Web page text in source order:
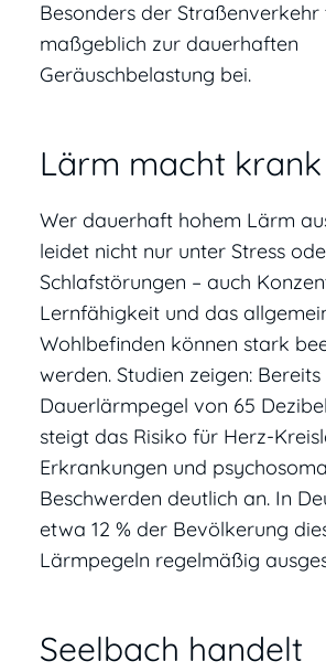
Besonders der
maßgeblich zur dauerhaften
Geräuschbelastung bei.
Lärm macht krank
Wer dauerhaft hohem Lärm
leidet nicht nur unter Stress
Schlafstörungen – auch
Lernfähigkeit und das
Wohlbefinden können stark
werden. Studien zeigen:
Dauerlärmpegel von 65
steigt das Risiko für Herz-
Erkrankungen und
Beschwerden deutlich an. In
etwa 12 % der Bevölkerung
Lärmpegeln regelmäßig
Seelbach handelt